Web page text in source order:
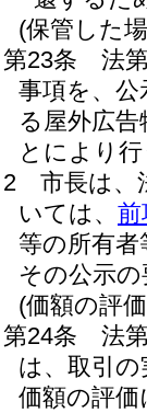
(保管した
第23条
法
事項を、
る屋外広
とにより
2
市長は、
いては、 前
等の所有
その公示
(価額の評
第24条
法
は、取引
価額の評